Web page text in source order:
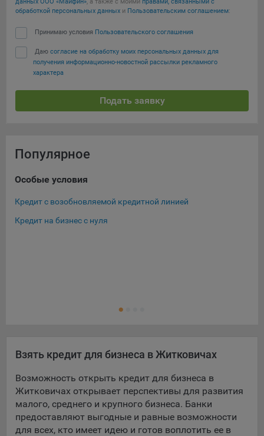
обработкой персональных данных и Пользовательским соглашением:
Принимаю условия Пользовательского соглашения
Даю согласие на обработку моих персональных данных для
получения информационно-новостной рассылки рекламного
характера
Подать заявку
Популярное
Особые условия
Кредит с возобновляемой кредитной линией
Кредит на бизнес с нуля
Взять кредит для бизнеса в Житковичах
Возможность открыть кредит для бизнеса в
Житковичах открывает перспективы для развития
малого, среднего и крупного бизнеса. Банки
предоставляют выгодные и равные возможности
для всех, кто имеет идею и готов воплотить ее в